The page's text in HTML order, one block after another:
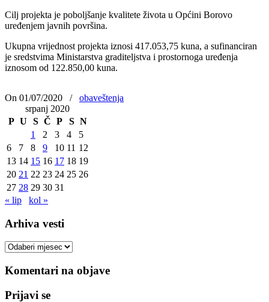
Cilj projekta je poboljšanje kvalitete života u Općini Borovo
uređenjem javnih površina.
Ukupna vrijednost projekta iznosi 417.053,75 kuna, a sufinanciran
je sredstvima Ministarstva graditeljstva i prostornoga uređenja
iznosom od 122.850,00 kuna.
On 01/07/2020 /
obaveštenja
srpanj 2020
P U S Č P S N
1
2 3 4
5
6
7 8 9 10 11 12
13 14 15 16 17 18 19
20 21 22 23 24 25 26
27 28 29 30 31
« lip
kol »
Arhiva vesti
Arhiva
Komentari na objave
Prijavi se